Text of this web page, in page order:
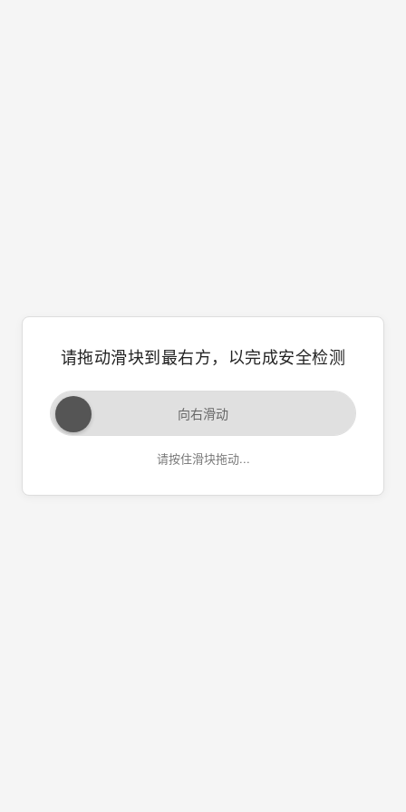
请拖动滑块到最右方，以完成安全检测
向右滑动
请按住滑块拖动...